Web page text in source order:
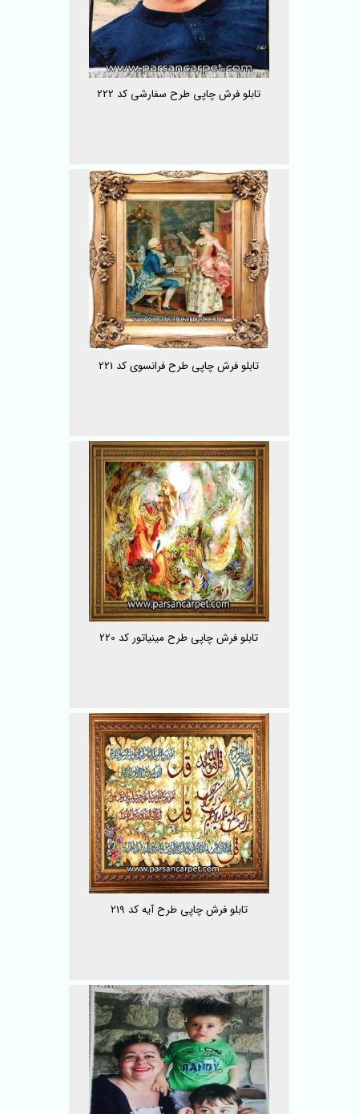
تابلو فرش چاپی طرح سفارشی کد 222
تابلو فرش چاپی طرح فرانسوی کد 221
تابلو فرش چاپی طرح مینیاتور کد 220
تابلو فرش چاپی طرح آیه کد 219